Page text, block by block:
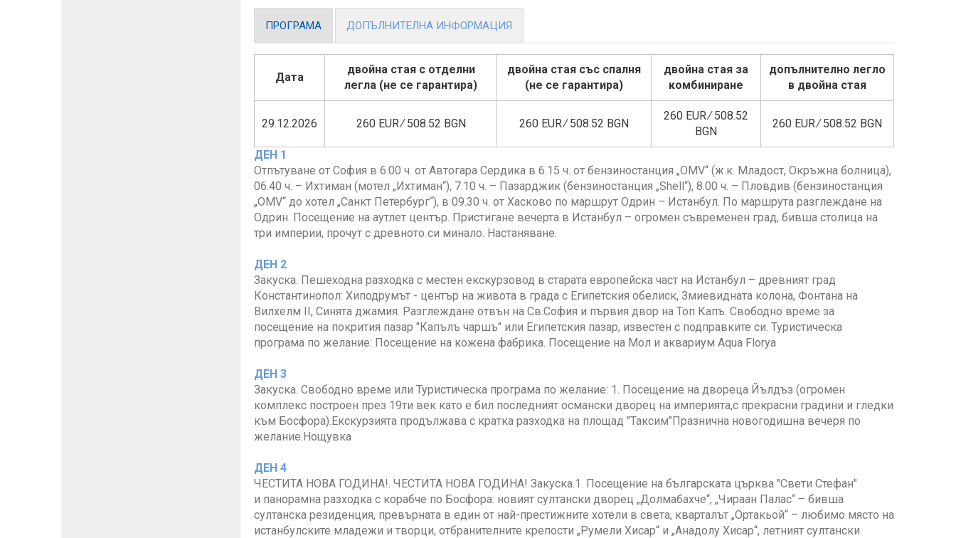
ПРОГРАМА ДОПЪЛНИТЕЛНА ИНФОРМАЦИЯ
Дата
двойна стая с отделни
легла (не се гарантира)
двойна стая със спалня
(не се гарантира)
двойна стая за
комбиниране
допълнително легло
в двойна стая
29.12.2026 260 EUR ∕ 508.52 BGN 260 EUR ∕ 508.52 BGN
260 EUR ∕ 508.52
BGN
260 EUR ∕ 508.52 BGN
ДЕН 1
Отпътуване от София в 6.00 ч. от Автогара Сердика в 6.15 ч. от бензиностанция „OMV“ (ж.к. Младост, Окръжна болница),
06.40 ч. – Ихтиман (мотел „Ихтиман“), 7.10 ч. – Пазарджик (бензиностанция „Shell“), 8.00 ч. – Пловдив (бензиностанция
„OMV“ до хотел „Санкт Петербург“), в 09.30 ч. от Хасково по маршрут Одрин – Истанбул. По маршрута разглеждане на
Одрин. Посещение на аутлет център. Пристигане вечерта в Истанбул – огромен съвременен град, бивша столица на
три империи, прочут с древното си минало. Настаняване.
ДЕН 2
Закуска. Пешеходна разходка с местен екскурзовод в старата европейска част на Истанбул – древният град
Константинопол: Хиподрумът - център на живота в града с Египетския обелиск, Змиевидната колона, Фонтана на
Вилхелм II, Синята джамия. Разглеждане отвън на Св.София и първия двор на Топ Капъ. Свободно време за
посещение на покрития пазар "Капълъ чаршъ" или Египетския пазар, известен с подправките си. Туристическа
програма по желание: Посещение на кожена фабрика. Посещение на Мол и аквариум Aqua Florya
ДЕН 3
Закуска. Свободно време или Туристическа програма по желание: 1. Посещение на двореца Йълдъз (огромен
комплекс построен през 19ти век като е бил последният османски дворец на империята,с прекрасни градини и гледки
към Босфора).Екскурзията продължава с кратка разходка на площад "Таксим"Празнична новогодишна вечеря по
желание.Нощувка
ДЕН 4
ЧЕСТИТА НОВА ГОДИНА!. ЧЕСТИТА НОВА ГОДИНА! Закуска.1. Посещение на българската църква "Свети Стефан"
и панорамна разходка с корабче по Босфора: новият султански дворец „Долмабахче“, „Чираан Палас“ – бивша
султанска резиденция, превърната в един от най-престижните хотели в света, кварталът „Ортакьой“ – любимо място на
истанбулските младежи и творци, отбранителните крепости „Румели Хисар“ и „Анадолу Хисар“, летният султански